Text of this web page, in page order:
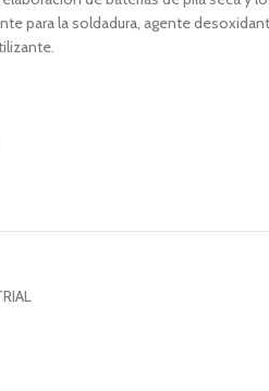
para la soldadura, agente